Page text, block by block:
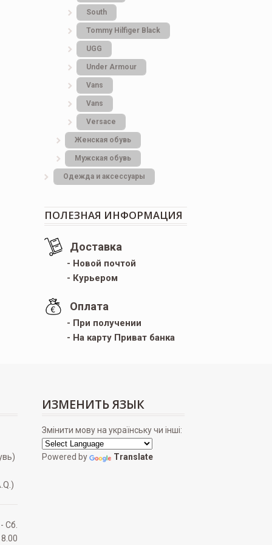
South
Tommy Hilfiger Black
UGG
Under Armour
Vans
Vans
Versace
Женская обувь
Мужская обувь
Одежда и аксессуары
ПОЛЕЗНАЯ ИНФОРМАЦИЯ
Доставка
- Новой почтой
- Курьером
Оплата
- При получении
- На карту Приват банка
Сб.
ИЗМЕНИТЬ ЯЗЫК
Змінити мову на українську чи інші:
Powered by Translate